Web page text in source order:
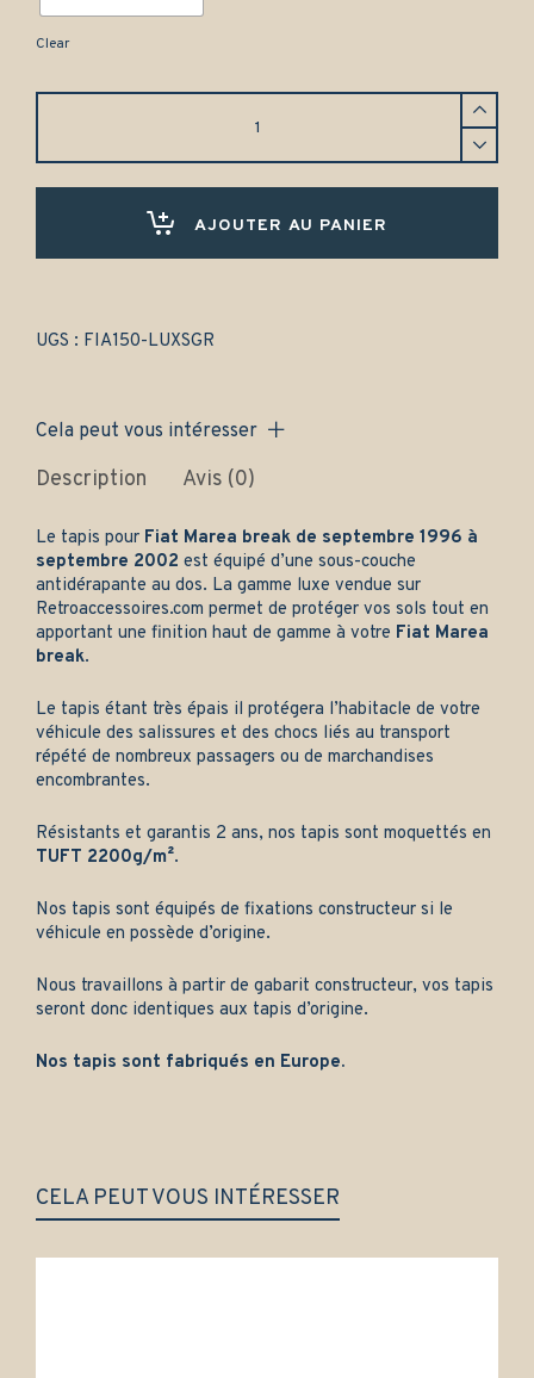
Clear
Gamme
AJOUTER AU PANIER
UGS : FIA150-LUXSGR
Cela peut vous intéresser
Description Avis (0)
Le tapis pour Fiat Marea break de septembre 1996 à
septembre 2002 est équipé d’une sous-couche
antidérapante au dos. La gamme luxe vendue sur
Retroaccessoires.com permet de protéger vos sols tout en
apportant une finition haut de gamme à votre Fiat Marea
break.
Le tapis étant très épais il protégera l’habitacle de votre
véhicule des salissures et des chocs liés au transport
répété de nombreux passagers ou de marchandises
encombrantes.
Résistants et garantis 2 ans, nos tapis sont moquettés en
TUFT 2200g/m².
Nos tapis sont équipés de fixations constructeur si le
véhicule en possède d’origine.
Nous travaillons à partir de gabarit constructeur, vos tapis
seront donc identiques aux tapis d’origine.
Nos tapis sont fabriqués en Europe.
CELA PEUT VOUS INTÉRESSER